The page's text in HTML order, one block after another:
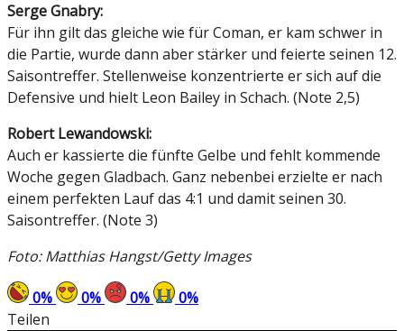
Serge Gnabry:
Für ihn gilt das gleiche wie für Coman, er kam schwer in
die Partie, wurde dann aber stärker und feierte seinen 12.
Saisontreffer. Stellenweise konzentrierte er sich auf die
Defensive und hielt Leon Bailey in Schach. (Note 2,5)
Robert Lewandowski:
Auch er kassierte die fünfte Gelbe und fehlt kommende
Woche gegen Gladbach. Ganz nebenbei erzielte er nach
einem perfekten Lauf das 4:1 und damit seinen 30.
Saisontreffer. (Note 3)
Foto: Matthias Hangst/Getty Images
0% 0% 0% 0%
Teilen